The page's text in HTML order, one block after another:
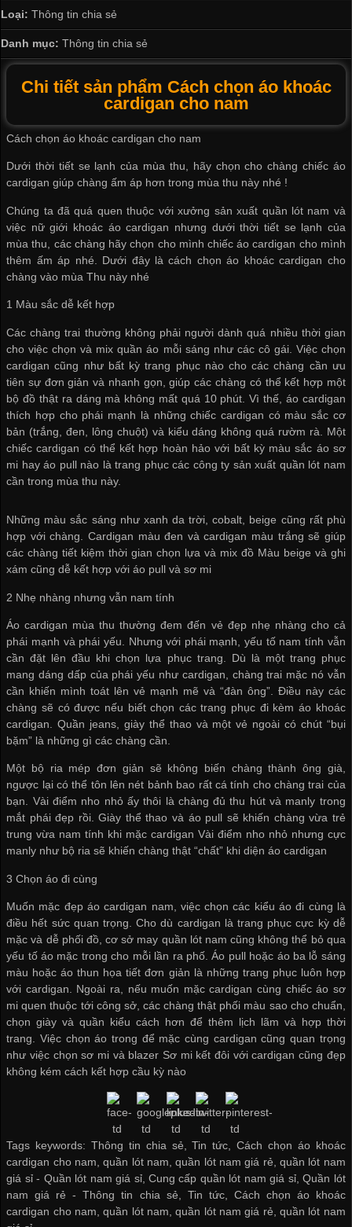
Loại: Thông tin chia sẻ
Danh mục: Thông tin chia sẻ
Chi tiết sản phẩm Cách chọn áo khoác
cardigan cho nam
Cách chọn áo khoác cardigan cho nam
Dưới thời tiết se lạnh của mùa thu, hãy chọn cho chàng chiếc áo
cardigan giúp chàng ấm áp hơn trong mùa thu này nhé !
Chúng ta đã quá quen thuộc vớixưởng sản xuất quần lót nam và
việc nữ giới khoác áo cardigan nhưng dưới thời tiết se lạnh của
mùa thu, các chàng hãy chọn cho mình chiếc áo cardigan cho mình
thêm ấm áp nhé. Dưới đây là cách chọn áo khoác cardigan cho
chàng vào mùa Thu này nhé
1 Màu sắc dễ kết hợp
Các chàng trai thường không phải người dành quá nhiều thời gian
cho việc chọn và mix quần áo mỗi sáng như các cô gái. Việc chọn
cardigan cũng như bất kỳ trang phục nào cho các chàng cần ưu
tiên sự đơn giản và nhanh gọn, giúp các chàng có thể kết hợp một
bộ đồ thật ra dáng mà không mất quá 10 phút. Vì thế, áo cardigan
thích hợp cho phái mạnh là những chiếc cardigan có màu sắc cơ
bản (trắng, đen, lông chuột) và kiểu dáng không quá rườm rà. Một
chiếc cardigan có thể kết hợp hoàn hảo với bất kỳ màu sắc áo sơ
mi hay áo pull nào là trang phục các công ty sản xuất quần lót nam
cần trong mùa thu này.
Những màu sắc sáng như xanh da trời, cobalt, beige cũng rất phù
hợp với chàng. Cardigan màu đen và cardigan màu trắng sẽ giúp
các chàng tiết kiệm thời gian chọn lựa và mix đồ Màu beige và ghi
xám cũng dễ kết hợp với áo pull và sơ mi
2 Nhẹ nhàng nhưng vẫn nam tính
Áo cardigan mùa thu thường đem đến vẻ đẹp nhẹ nhàng cho cả
phái mạnh và phái yếu. Nhưng với phái mạnh, yếu tố nam tính vẫn
cần đặt lên đầu khi chọn lựa phục trang. Dù là một trang phục
mang dáng dấp của phái yếu như cardigan, chàng trai mặc nó vẫn
cần khiến mình toát lên vẻ mạnh mẽ và “đàn ông”. Điều này các
chàng sẽ có được nếu biết chọn các trang phục đi kèm áo khoác
cardigan. Quần jeans, giày thể thao và một vẻ ngoài có chút “bụi
bặm” là những gì các chàng cần.
Một bộ ria mép đơn giản sẽ không biến chàng thành ông già,
ngược lại có thể tôn lên nét bảnh bao rất cá tính cho chàng trai của
bạn. Vài điểm nho nhỏ ấy thôi là chàng đủ thu hút và manly trong
mắt phái đẹp rồi. Giày thể thao và áo pull sẽ khiến chàng vừa trẻ
trung vừa nam tính khi mặc cardigan Vài điểm nho nhỏ nhưng cực
manly như bộ ria sẽ khiến chàng thật “chất” khi diện áo cardigan
3 Chọn áo đi cùng
Muốn mặc đẹp áo cardigan nam, việc chọn các kiểu áo đi cùng là
điều hết sức quan trọng. Cho dù cardigan là trang phục cực kỳ dễ
mặc và dễ phối đồ,cơ sở may quần lót nam cũng không thể bỏ qua
yếu tố áo mặc trong cho mỗi lần ra phố. Áo pull hoặc áo ba lỗ sáng
màu hoặc áo thun họa tiết đơn giản là những trang phục luôn hợp
với cardigan. Ngoài ra, nếu muốn mặc cardigan cùng chiếc áo sơ
mi quen thuộc tới công sở, các chàng thật phối màu sao cho chuẩn,
chọn giày và quần kiểu cách hơn để thêm lịch lãm và hợp thời
trang. Việc chọn áo trong để mặc cùng cardigan cũng quan trọng
như việc chọn sơ mi và blazer Sơ mi kết đôi với cardigan cũng đẹp
không kém cách kết hợp cầu kỳ nào
Tags keywords: Thông tin chia sẻ, Tin tức, Cách chọn áo khoác
cardigan cho nam, quần lót nam, quần lót nam giá rẻ, quần lót nam
giá sỉ - Quần lót nam giá sỉ,Cung cấp quần lót nam giá sỉ,Quần lót
nam giá rẻ -Thông tin chia sẻ Tin tức, Cách chọn áo khoác
cardigan cho nam ,quần lót nam ,quần lót nam giá rẻ ,quần lót nam